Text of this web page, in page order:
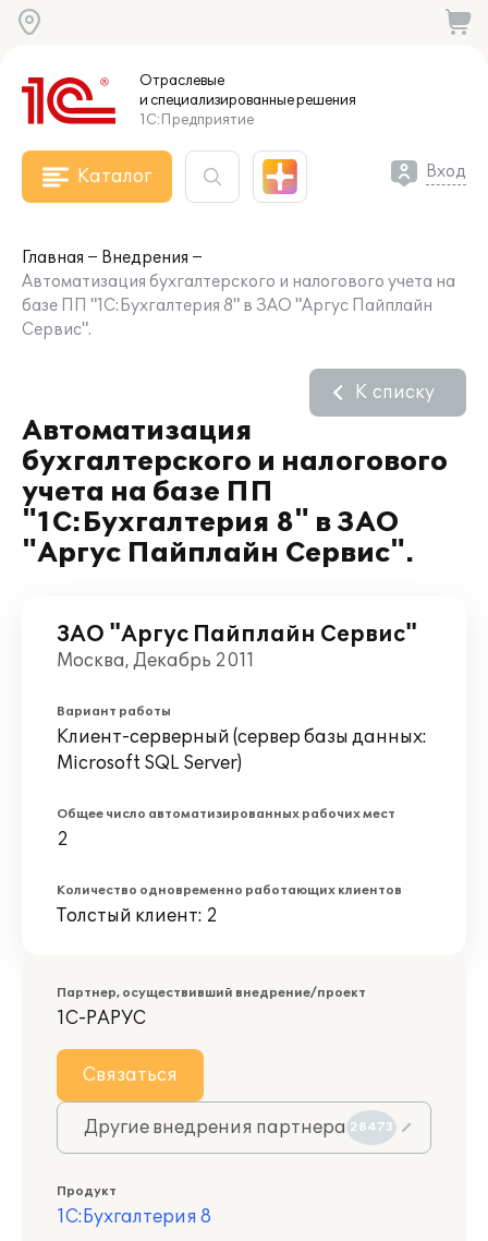
Отраслевые
и специализированныерешения
1С:Предприятие
Каталог Вход
Главная
Внедрения
Автоматизация бухгалтерского и налогового учета на
базе ПП "1С:Бухгалтерия 8" в ЗАО "Аргус Пайплайн
Сервис".
Автоматизация
бухгалтерского и налогового
учета на базе ПП
"1С:Бухгалтерия 8" в ЗАО
"Аргус Пайплайн Сервис".
К списку
ЗАО "Аргус Пайплайн Сервис"
Москва, Декабрь 2011
Вариант работы
Клиент-серверный (сервер базы данных:
Microsoft SQL Server)
Общее число автоматизированных рабочих мест
2
Количество одновременно работающих клиентов
Толстый клиент: 2
Партнер, осуществивший внедрение/проект
1С-РАРУС
Связаться
Другие внедрения партнера 28473
Продукт
1С:Бухгалтерия 8